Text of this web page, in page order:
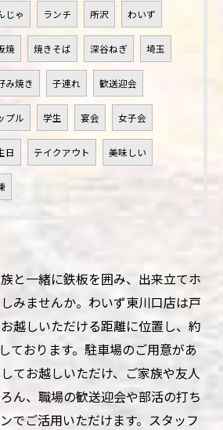
じゃ ランチ 所沢 わいず
焼 焼きそば 深谷ねぎ 埼玉
み焼き 子連れ 歓送迎会
プル 学生 宴会 女子会
日 テイクアウト 美味しい
と一緒に鉄板を囲み、出来立てホ
みませんか。わいず東川口店は戸
越しいただける距離に位置し、約
ております。駐車場のご用意があ
てお越しいただけ、ご家族や友人
ん、職場の歓送迎会や部活の打ち
でご活用いただけます。スタッフ